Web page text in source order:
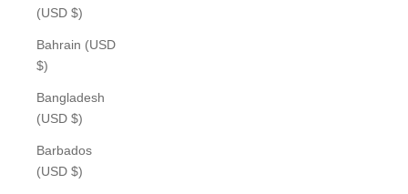
(USD $)
Bahrain (USD
$)
Bangladesh
(USD $)
Barbados
(USD $)